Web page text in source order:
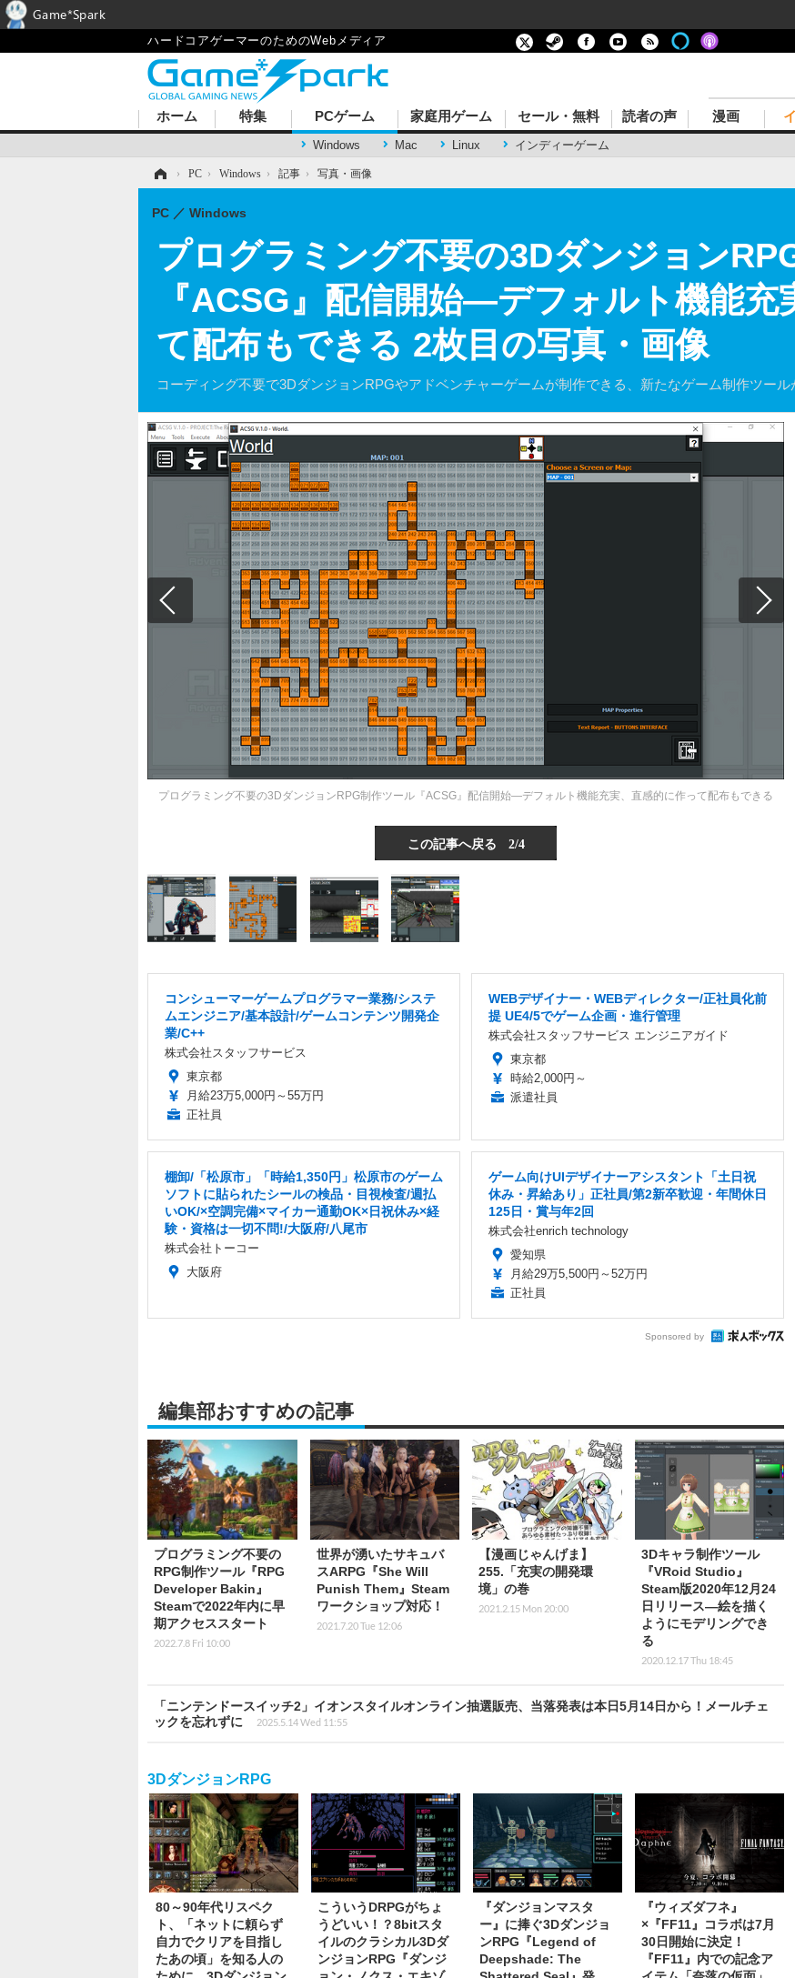
ハードコアゲーマーのためのWebメディア
ホーム 特集 PCゲーム
Windows Mac Linux インディーゲーム
家庭用ゲーム セール・無料 読者の声 漫画
› PC › Windows › 記事 › 写真・画像
プログラミング不要の3Dダンジョン
『ACSG』配信開始―デフォルト機能充
て配布もできる 2枚目の写真・画像
コーディング不要で3DダンジョンRPGやアドベンチャーゲームが制作できる、新たなゲーム制作ツール
PC Windows
プログラミング不要の3DダンジョンRPG制作ツール『ACSG』配信開始―デフォルト機能充実、直感的に作って配布もできる
この記事へ戻る 2/4
コンシューマーゲームプログラマー業務/システ
ムエンジニア/基本設計/ゲームコンテンツ開発企
業/C++
株式会社スタッフサービス
東京都
月給23万5,000円～55万円
正社員
WEBデザイナー・WEBディレクター/正社員化前
提 UE4/5でゲーム企画・進行管理
株式会社スタッフサービス エンジニアガイド
東京都
時給2,000円～
派遣社員
棚卸/「松原市」「時給1,350円」松原市のゲーム
ソフトに貼られたシールの検品・目視検査/週払
いOK/×空調完備×マイカー通勤OK×日祝休み×経
験・資格は一切不問!/大阪府/八尾市
株式会社トーコー
大阪府
ゲーム向けUIデザイナーアシスタント「土日祝
休み・昇給あり」正社員/第2新卒歓迎・年間休日
125日・賞与年2回
株式会社enrich technology
愛知県
月給29万5,500円～52万円
正社員
Sponsored by
編集部おすすめの記事
プログラミング不要の
RPG制作ツール『RPG
Developer Bakin』
Steamで2022年内に早
期アクセススタート
2022.7.8 Fri 10:00
世界が湧いたサキュバ
スARPG『She Will
Punish Them』Steam
ワークショップ対応！
2021.7.20 Tue 12:06
【漫画じゃんげま】
255.「充実の開発環
境」の巻
2021.2.15 Mon 20:00
3Dキャラ制作ツール
『VRoid Studio』
Steam版2020年12月24
日リリース―絵を描く
ようにモデリングでき
る
2020.12.17 Thu 18:45
「ニンテンドースイッチ2」イオンスタイルオンライン抽選販売、当落発表は本日5月14日から！メールチェ
ックを忘れずに
2025.5.14 Wed 11:55
3DダンジョンRPG
80～90年代リスペク
ト、「ネットに頼らず
自力でクリアを目指し
たあの頃」を知る人の
こういうDRPGがちょ
うどいい！？8bitスタ
イルのクラシカル3Dダ
ンジョンRPG『ダンジ
『ダンジョンマスタ
ー』に捧ぐ3Dダンジョ
ンRPG『Legend of
Deepshade: The
『ウィズダフネ』
×『FF11』コラボは7月
30日開始に決定！
『FF11』内での記念ア
Game*Spark